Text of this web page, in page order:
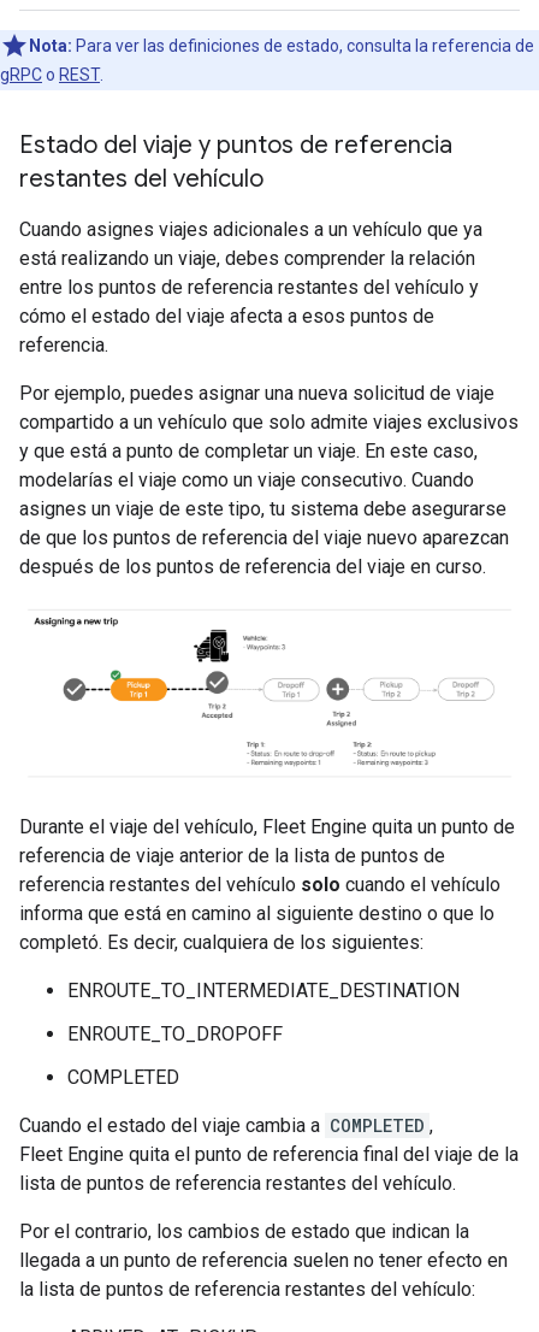
Nota: Para ver las definiciones de estado, consulta la referencia de
gRPCo REST.
Estado del viaje y puntos de referencia
restantes del vehículo
Cuando asignes viajes adicionales a un vehículo que ya
está realizando un viaje, debes comprender la relación
entre los puntos de referencia restantes del vehículo y
cómo el estado del viaje afecta a esos puntos de
referencia.
Por ejemplo, puedes asignar una nueva solicitud de viaje
compartido a un vehículo que solo admite viajes exclusivos
y que está a punto de completar un viaje. En este caso,
modelarías el viaje como un viaje consecutivo. Cuando
asignes un viaje de este tipo, tu sistema debe asegurarse
de que los puntos de referencia del viaje nuevo aparezcan
después de los puntos de referencia del viaje en curso.
Durante el viaje del vehículo, Fleet Engine quita un punto de
referencia de viaje anterior de la lista de puntos de
referencia restantes del vehículo solo cuando el vehículo
informa que está en camino al siguiente destino o que lo
completó. Es decir, cualquiera de los siguientes:
ENROUTE_TO_INTERMEDIATE_DESTINATION
ENROUTE_TO_DROPOFF
COMPLETED
Cuando el estado del viaje cambia a COMPLETED ,
Fleet Engine quita el punto de referencia final del viaje de la
lista de puntos de referencia restantes del vehículo.
Por el contrario, los cambios de estado que indican la
llegada a un punto de referencia suelen no tener efecto en
la lista de puntos de referencia restantes del vehículo: